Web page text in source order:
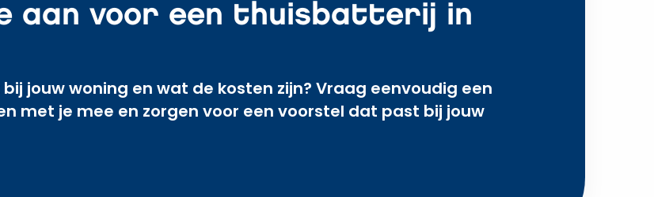
aan voor een thuisbatterij in
jouw woning en wat de kosten zijn? Vraag eenvoudig een
met je mee en zorgen voor een voorstel dat past bij jouw